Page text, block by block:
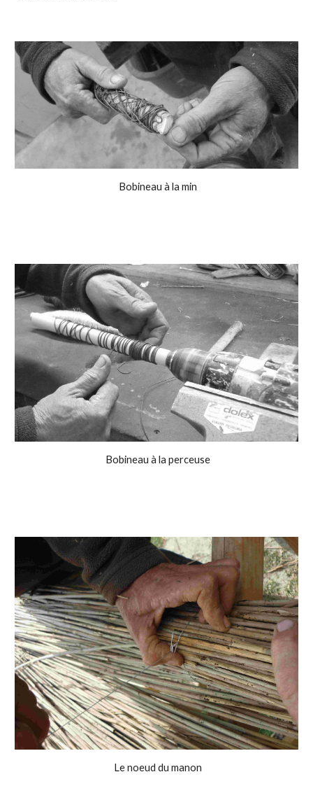
Bobineau à la min
Bobineau à la perceuse
Le noeud du manon